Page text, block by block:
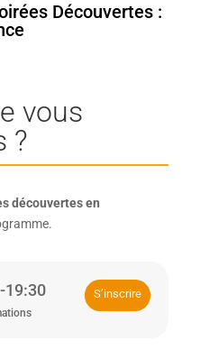
Découvertes :
vous
?
découvertes en
S’inscrire
19:30